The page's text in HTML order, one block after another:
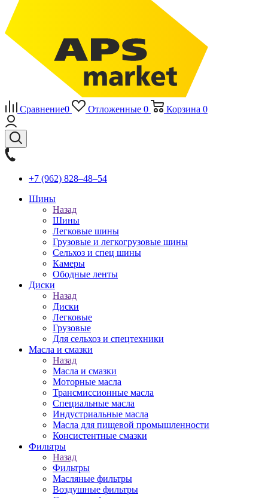
Сравнение0 Отложенные 0 Корзина 0
+7 (962) 828‒48‒54
Шины
Назад
Шины
Легковые шины
Грузовые и легкогрузовые шины
Сельхоз и спец шины
Камеры
Ободные ленты
Диски
Назад
Диски
Легковые
Грузовые
Для сельхоз и спецтехники
Масла и смазки
Назад
Масла и смазки
Моторные масла
Трансмиссионные масла
Специальные масла
Индустриальные масла
Масла для пищевой промышленности
Консистентные смазки
Фильтры
Назад
Фильтры
Масляные фильтры
Воздушные фильтры